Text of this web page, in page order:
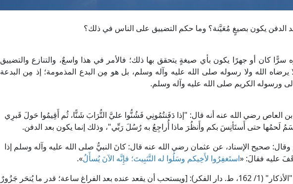
الدفن يكون بصيغٍ مُعَيَّنة؟ وما حكم التضييق على الناس في ذلك؟
سرًّا كان أو جهرًا يكون بأي صيغةٍ يتحقق بها ذلك؛ فالأمر في هذا واسعٌ، والتنازع والتضييق
الله ولا رسوله صلى الله عليه وآله وسلم، بل هو مِن البدع المذمومة؛ إذ مِن البدعة
ورسوله الكريم صلى الله عليه وآله وسلم.
رضي الله عنه أنه قال: "إذا دَفَنتُمُونِي فَشُنُّوا عليَّ التُّرَابَ شَنًّا، ثُم أَقِيمُوا حَولَ قَبرِي
لَحمُها حتى أَستَأنِسَ بكم وأَنظُرَ ماذا أُراجِعُ به رُسُلَ رَبِّي"، وذلك إنما يكون بعد الدفن.
وقال: صحيح الإسناد، عن عثمان رضي الله عنه قال: كانَ النبيُّ صلى الله عليه وآله وسلم إذا
عليه فقالَ: «استَغفِرُوا لأَخِيكم وسَلُوا له التَّثبِيتَ؛ فإِنَّه الآنَ يُسأَلُ».
قال الإمام النووي في "الأذكار" (1/ 162، ط. دار الفكر): [ويستحب أن يقعد عنده بعد الفراغ ساعة؛ قدر ما يُنحَر جَزُورٌ